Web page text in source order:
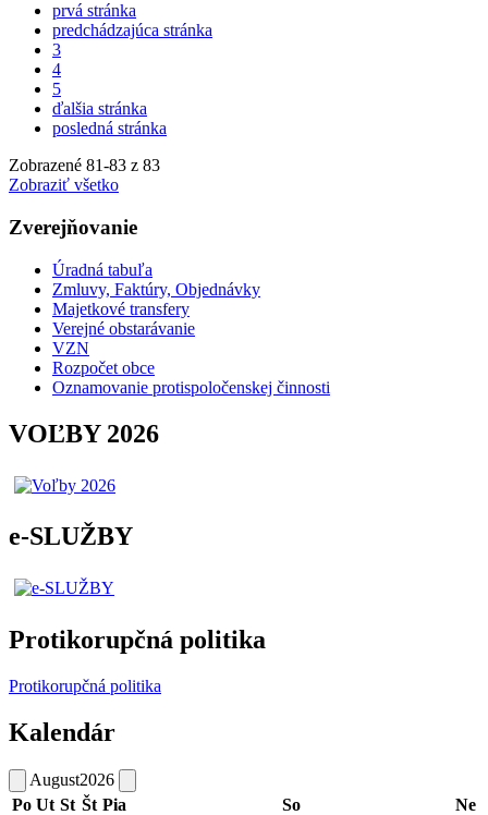
prvá stránka
predchádzajúca stránka
3
4
5
ďalšia stránka
posledná stránka
Zobrazené 81-83 z 83
Zobraziť všetko
Zverejňovanie
Úradná tabuľa
Zmluvy, Faktúry, Objednávky
Majetkové transfery
Verejné obstarávanie
VZN
Rozpočet obce
Oznamovanie protispoločenskej činnosti
VOĽBY 2026
e-SLUŽBY
Protikorupčná politika
Protikorupčná politika
Kalendár
August2026
Po Ut St Št Pia So Ne